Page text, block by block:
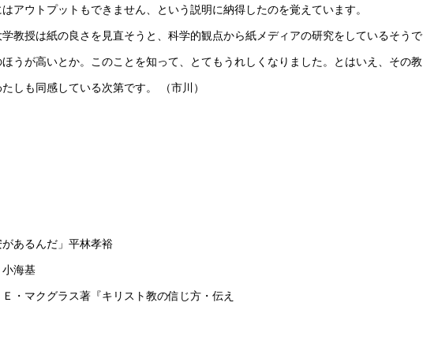
アウトプットもできません、という説明に納得したのを覚えています。
教授は紙の良さを見直そうと、科学的観点から紙メディアの研究をしているそうで
うが高いとか。このことを知って、とてもうれしくなりました。とはいえ、その教
しも同感している次第です。 （市川）
あるんだ」平林孝裕
小海基
・マクグラス著『キリスト教の信じ方・伝え